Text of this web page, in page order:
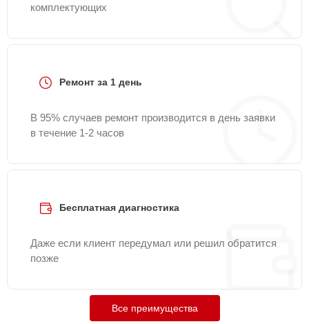
комплектующих
Ремонт за 1 день
В 95% случаев ремонт производится в день заявки
в течение 1-2 часов
Бесплатная диагностика
Даже если клиент передумал или решил обратится
позже
Все преимущества